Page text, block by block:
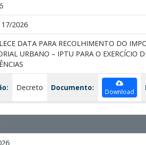
2026
DATA PARA RECOLHIMENTO DO
URBANO – IPTU PARA O EXERCÍCIO
Decreto Documento: Download